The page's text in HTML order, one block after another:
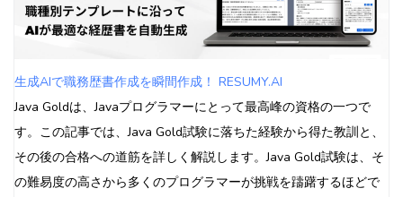
生成AIで職務歴書作成を瞬間作成！ RESUMY.AI
Java Goldは、Javaプログラマーにとって最高峰の資格の一つで
す。この記事では、Java Gold試験に落ちた経験から得た教訓と、
その後の合格への道筋を詳しく解説します。Java Gold試験は、そ
の難易度の高さから多くのプログラマーが挑戦を躊躇するほどで